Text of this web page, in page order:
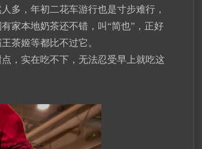
多，年初二花车游行也是寸步难行，
家本地奶茶还不错，叫“简也”，正好
茶姬等都比不过它。
，实在吃不下，无法忍受早上就吃这